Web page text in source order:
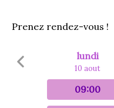
Prenez rendez-vous !
lundi
10 aout
09:00